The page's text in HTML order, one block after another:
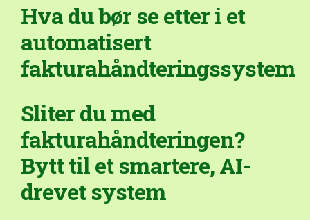
Hva du bør se etter i et
automatisert
fakturahåndteringssystem
Sliter du med
fakturahåndteringen?
Bytt til et smartere, AI-
drevet system